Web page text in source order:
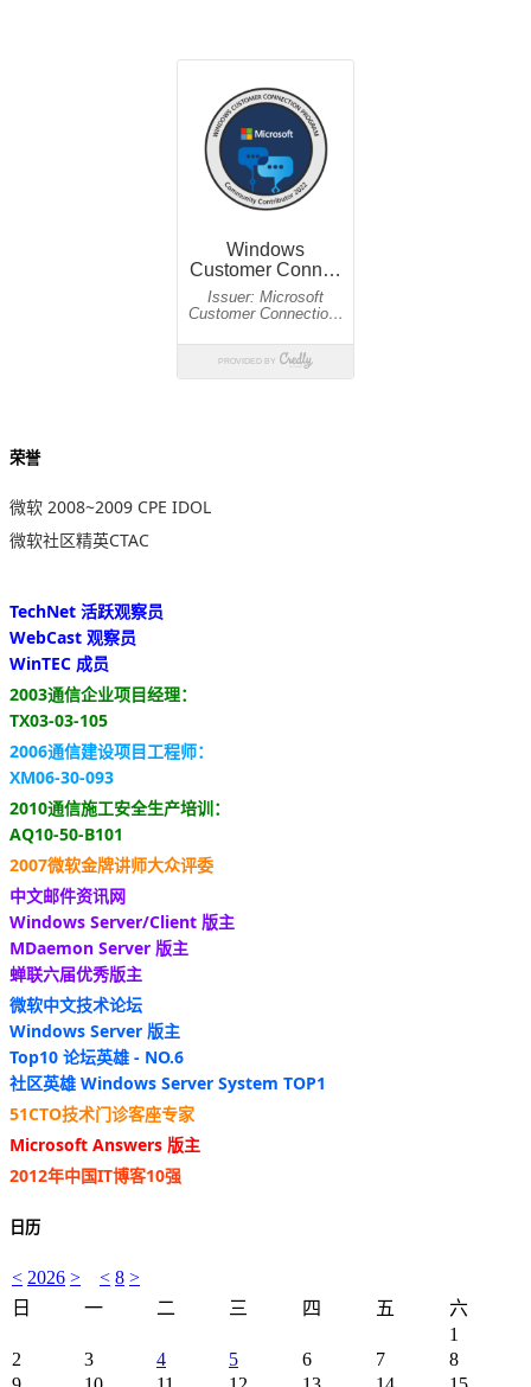
荣誉
微软 2008~2009 CPE IDOL
微软社区精英CTAC
TechNet 活跃观察员
WebCast 观察员
WinTEC 成员
2003通信企业项目经理：
TX03-03-105
2006通信建设项目工程师：
XM06-30-093
2010通信施工安全生产培训：
AQ10-50-B101
2007微软金牌讲师大众评委
中文邮件资讯网
Windows Server/Client 版主
MDaemon Server 版主
蝉联六届优秀版主
微软中文技术论坛
Windows Server 版主
Top10 论坛英雄 - NO.6
社区英雄 Windows Server System TOP1
51CTO技术门诊客座专家
Microsoft Answers 版主
2012年中国IT博客10强
日历
< 2026 > < 8 >
日
一 二 三 四 五
六
1
2
3 4 5 6 7
8